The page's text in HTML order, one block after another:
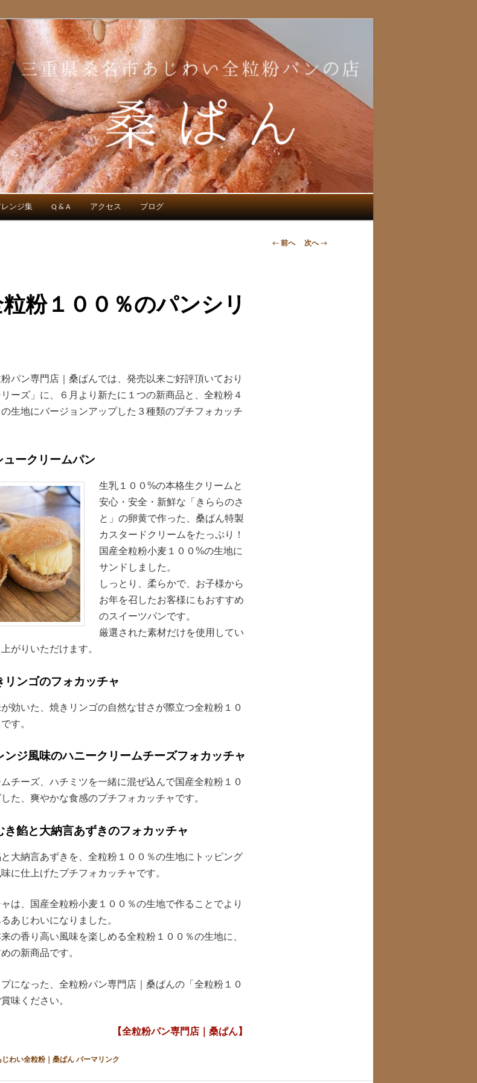
レンジ集 Q & A アクセス ブログ
投
← 前へ 次へ→
粉１００％のパンシリ
パン専門店｜桑ぱんでは、発売以来ご好評頂いており
ーズ」に、６月より新たに１つの新商品と、全粒粉４
生地にバージョンアップした３種類のプチフォカッチ
ークリームパン
生乳１００%の本格生クリームと
安心・安全・新鮮な「きららのさ
と」の卵黄で作った、桑ぱん特製
カスタードクリームをたっぷり！
国産全粒粉小麦１００%の生地に
サンドしました。
しっとり、柔らかで、お子様から
お年を召したお客様にもおすすめ
のスイーツパンです。
厳選された素材だけを使用してい
がりいただけます。
ンゴのフォカッチャ
効いた、焼きリンゴの自然な甘さが際立つ全粒粉１０
す。
ンジ風味のハニークリームチーズフォカッチャ
チーズ、ハチミツを一緒に混ぜ込んで国産全粒粉１０
た、爽やかな食感のプチフォカッチャです。
餡と大納言あずきのフォカッチャ
大納言あずきを、全粒粉１００％の生地にトッピング
に仕上げたプチフォカッチャです。
は、国産全粒粉小麦１００％の生地で作ることでより
あじわいになりました。
の香り高い風味を楽しめる全粒粉１００％の生地に、
の新商品です。
になった、全粒粉パン専門店｜桑ぱんの「全粒粉１０
味ください。
【全粒粉パン専門店｜桑ぱん】
じわい全粒粉｜桑ぱん パーマリンク